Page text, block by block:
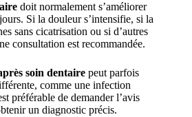
doit normalement s’améliorer
Si la douleur s’intensifie, si la
sans cicatrisation ou si d’autres
consultation est recommandée.
soin dentaire peut parfois
comme une infection
préférable de demander l’avis
un diagnostic précis.